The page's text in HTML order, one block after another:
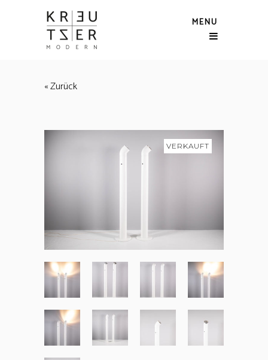
MENU
« Zurück
VERKAUFT